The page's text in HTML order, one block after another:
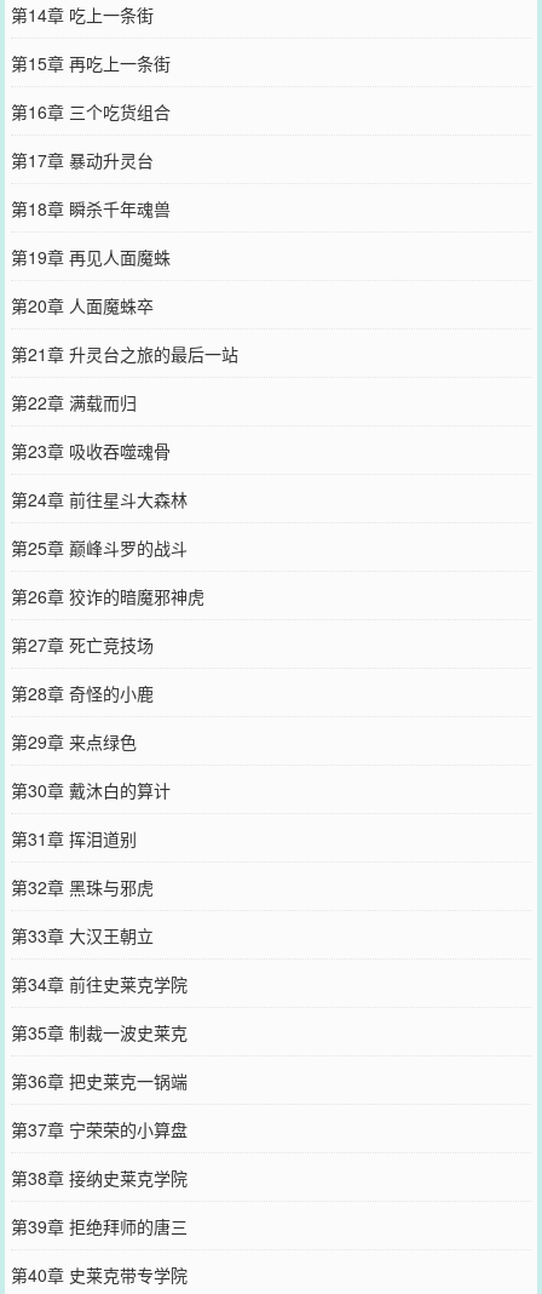
第14章 吃上一条街
第15章 再吃上一条街
第16章 三个吃货组合
第17章 暴动升灵台
第18章 瞬杀千年魂兽
第19章 再见人面魔蛛
第20章 人面魔蛛卒
第21章 升灵台之旅的最后一站
第22章 满载而归
第23章 吸收吞噬魂骨
第24章 前往星斗大森林
第25章 巅峰斗罗的战斗
第26章 狡诈的暗魔邪神虎
第27章 死亡竞技场
第28章 奇怪的小鹿
第29章 来点绿色
第30章 戴沐白的算计
第31章 挥泪道别
第32章 黑珠与邪虎
第33章 大汉王朝立
第34章 前往史莱克学院
第35章 制裁一波史莱克
第36章 把史莱克一锅端
第37章 宁荣荣的小算盘
第38章 接纳史莱克学院
第39章 拒绝拜师的唐三
第40章 史莱克带专学院